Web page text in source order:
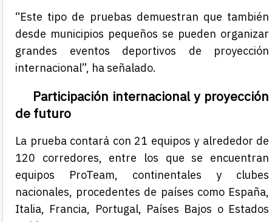
“Este tipo de pruebas demuestran que también
desde municipios pequeños se pueden organizar
grandes eventos deportivos de proyección
internacional”, ha señalado.
Participación internacional y proyección
de futuro
La prueba contará con 21 equipos y alrededor de
120 corredores, entre los que se encuentran
equipos ProTeam, continentales y clubes
nacionales, procedentes de países como España,
Italia, Francia, Portugal, Países Bajos o Estados